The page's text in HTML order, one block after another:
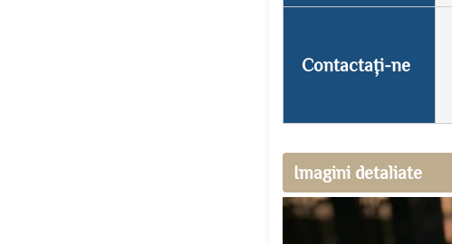
Contactați-ne
Imagini detaliate